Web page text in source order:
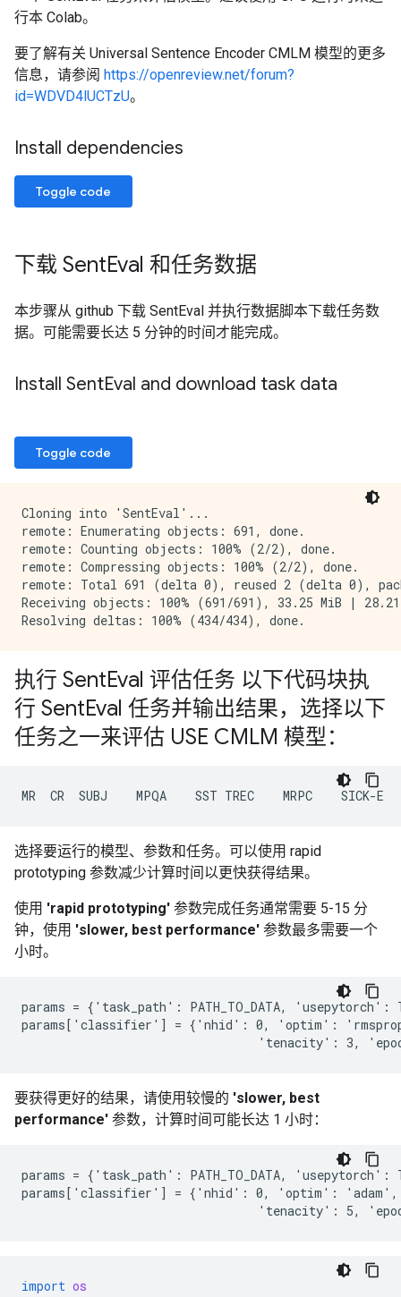
行本 Colab。
要了解有关 Universal Sentence Encoder CMLM 模型的更多
信息，请参阅 https://openreview.net/forum?
id=WDVD4lUCTzU。
Install dependencies
Toggle code
下载 SentEval 和任务数据
本步骤从 github 下载 SentEval 并执行数据脚本下载任务数
据。可能需要长达 5 分钟的时间才能完成。
Install SentEval and download task data
Toggle code
Cloning into 'SentEval'...
remote: Enumerating objects: 691, done.
remote: Counting objects: 100% (2/2), done.
remote: Compressing objects: 100% (2/2), done.
remote: Total 691 (delta 0), reused 2 (delta 0),
Receiving objects: 100% (691/691), 33.25 MiB |
执行 SentEval 评估任务 以下代码块执
行 SentEval 任务并输出结果，选择以下
任务之一来评估 USE CMLM 模型：
选择要运行的模型、参数和任务。可以使用 rapid
prototyping 参数减少计算时间以更快获得结果。
使用 'rapid prototyping' 参数完成任务通常需要 5-15 分
钟，使用 'slower, best performance' 参数最多需要一个
小时。
params = {'task_path': PATH_TO_DATA,
params['classifier'] = {'nhid': 0, 'optim':
要获得更好的结果，请使用较慢的 'slower, best
performance' 参数，计算时间可能长达 1 小时：
params = {'task_path': PATH_TO_DATA,
params['classifier'] = {'nhid': 0, 'optim': 'adam',
import os